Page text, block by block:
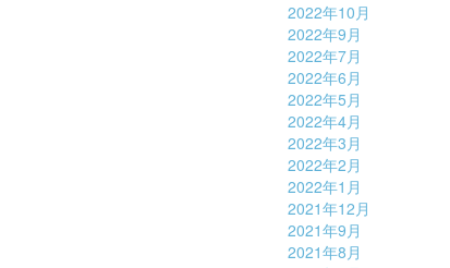
2022年10月
2022年9月
2022年7月
2022年6月
2022年5月
2022年4月
2022年3月
2022年2月
2022年1月
2021年12月
2021年9月
2021年8月